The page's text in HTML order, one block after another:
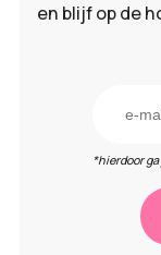
en blijf op de
*hierdoor